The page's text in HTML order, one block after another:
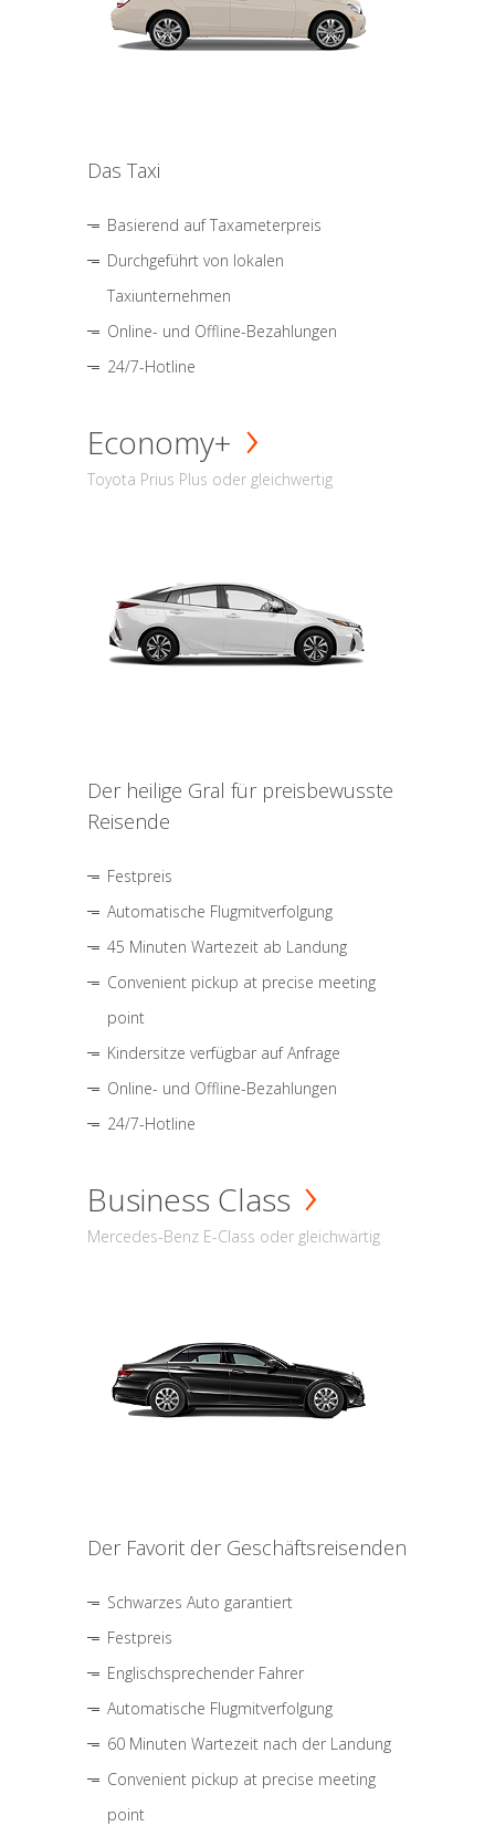
Das Taxi
Basierend auf Taxameterpreis
Durchgeführt von lokalen
Taxiunternehmen
Online- und Offline-Bezahlungen
24/7-Hotline
Economy+
Toyota Prius Plus oder gleichwertig
Der heilige Gral für preisbewusste
Reisende
Festpreis
Automatische Flugmitverfolgung
45 Minuten Wartezeit ab Landung
Convenient pickup at precise meeting
point
Kindersitze verfügbar auf Anfrage
Online- und Offline-Bezahlungen
24/7-Hotline
Business Class
Mercedes-Benz E-Class oder gleichwärtig
Der Favorit der Geschäftsreisenden
Schwarzes Auto garantiert
Festpreis
Englischsprechender Fahrer
Automatische Flugmitverfolgung
60 Minuten Wartezeit nach der Landung
Convenient pickup at precise meeting
point